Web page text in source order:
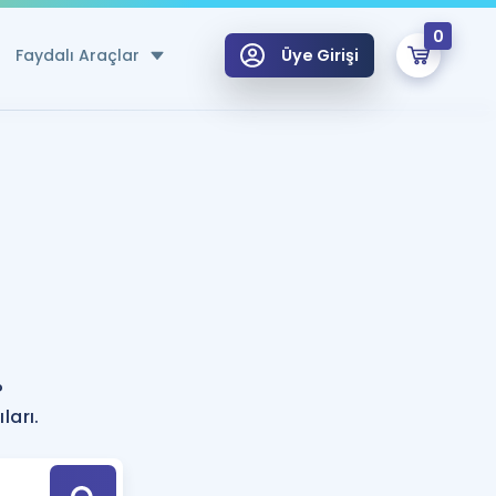
Faydalı Araçlar
Hesaplama Aracı
için Öneriler
Tek Takvimde
Üye Girişi
0
Hoca ile seni sınava hazırlayacak onlarca eğitim seni bekliyor!